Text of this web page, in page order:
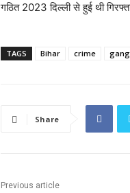
गठित 2023 दिल्ली से हुई थी
TAGS Bihar crime
Share
Previous article